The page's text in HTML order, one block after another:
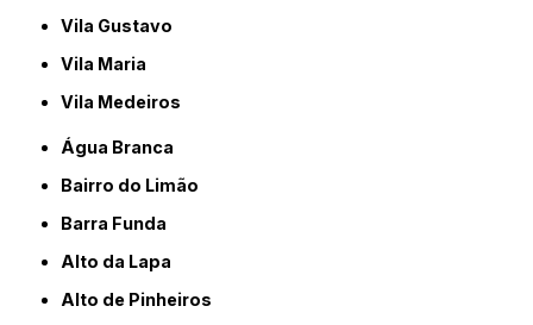
Vila Gustavo
Vila Maria
Vila Medeiros
Água Branca
Bairro do Limão
Barra Funda
Alto da Lapa
Alto de Pinheiros